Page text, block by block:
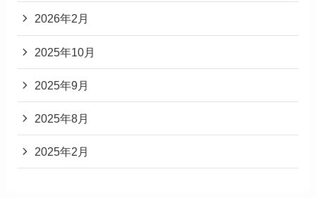
2026年2月
2025年10月
2025年9月
2025年8月
2025年2月